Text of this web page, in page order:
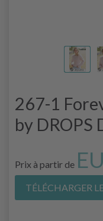
267-1
by DROPS
Prix à partir de
TÉLÉCHARGER